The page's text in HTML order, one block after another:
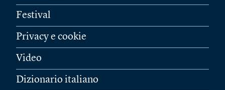
Festival
Privacy e cookie
Video
Dizionario italiano